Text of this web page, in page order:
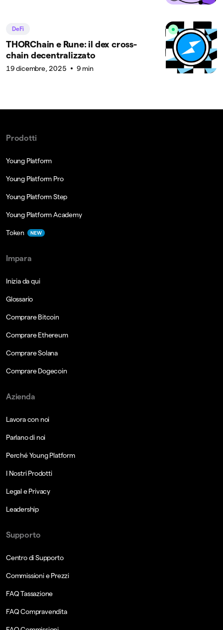
DeFi
THORChain e Rune: il dex cross-
chain decentralizzato
19 dicembre, 2025 9 min
Prodotti
Young Platform
Young Platform Pro
Young Platform Step
Young Platform Academy
Token NEW
Impara
Inizia da qui
Glossario
Comprare Bitcoin
Comprare Ethereum
Comprare Solana
Comprare Dogecoin
Azienda
Lavora con noi
Parlano di noi
Perché Young Platform
I Nostri Prodotti
Legal e Privacy
Leadership
Supporto
Centro di Supporto
Commissioni e Prezzi
FAQ Tassazione
FAQ Compravendita